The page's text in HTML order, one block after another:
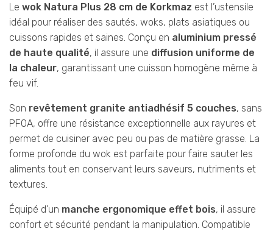
Le wok Natura Plus 28 cm de Korkmaz est l’ustensile
idéal pour réaliser des sautés, woks, plats asiatiques ou
cuissons rapides et saines. Conçu en aluminium pressé
de haute qualité, il assure une diffusion uniforme de
la chaleur, garantissant une cuisson homogène même à
feu vif.
Son revêtement granite antiadhésif 5 couches, sans
PFOA, offre une résistance exceptionnelle aux rayures et
permet de cuisiner avec peu ou pas de matière grasse. La
forme profonde du wok est parfaite pour faire sauter les
aliments tout en conservant leurs saveurs, nutriments et
textures.
Équipé d’un manche ergonomique effet bois, il assure
confort et sécurité pendant la manipulation. Compatible